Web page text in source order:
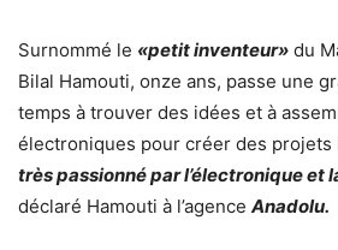
Surnommé le «petit inventeur» du
Bilal Hamouti, onze ans, passe une
temps à trouver des idées et à
électroniques pour créer des projets
très passionné par l’électronique et
déclaré Hamouti à l’agence Anadolu.